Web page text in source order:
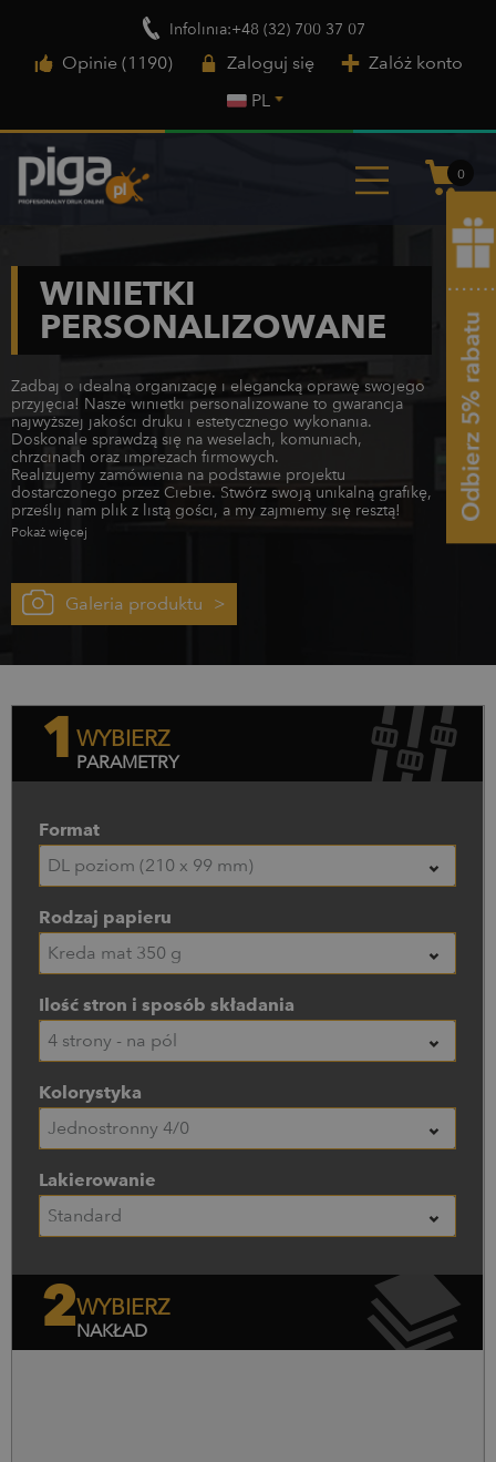
Infolinia:+48 (32) 700 37 07
Opinie (1190) Zaloguj się
Załóż konto
PL
0
WINIETKI
PERSONALIZOWANE
Zadbaj o idealną organizację i elegancką oprawę swojego
przyjęcia! Nasze winietki personalizowane to gwarancja
najwyższej jakości druku i estetycznego wykonania.
Doskonale sprawdzą się na weselach, komuniach,
chrzcinach oraz imprezach firmowych.
Realizujemy zamówienia na podstawie projektu
dostarczonego przez Ciebie. Stwórz swoją unikalną grafikę,
prześlij nam plik z listą gości, a my zajmiemy się resztą!
Pokaż więcej
Galeria produktu
1 WYBIERZ
PARAMETRY
Format
DL poziom (210 x 99 mm)
Rodzaj papieru
Kreda mat 350 g
Ilość stron i sposób składania
4 strony - na pół
Kolorystyka
Jednostronny 4/0
Lakierowanie
Standard
2WYBIERZ
NAKŁAD